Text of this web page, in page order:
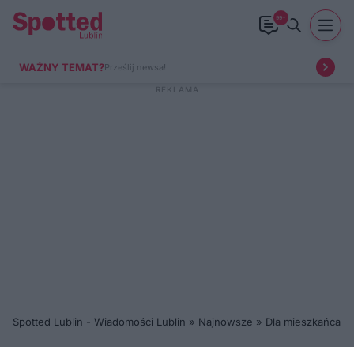
99+
WAŻNY TEMAT?Prześlij newsa!
Spotted Lublin - Wiadomości Lublin » Najnowsze » Dla mieszkańca